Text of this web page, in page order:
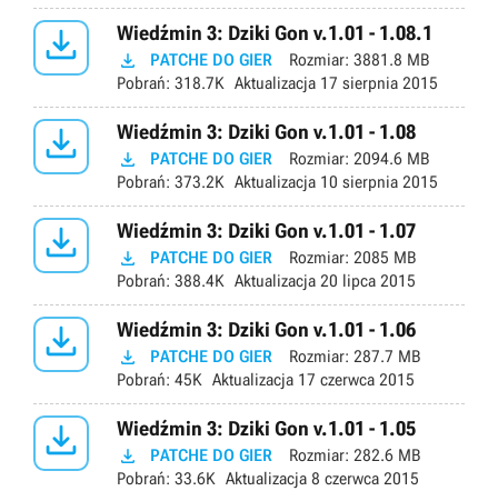
 Wiedźmin 3: Dziki Gon v.1.01 - 1.08.1
 PATCHE DO GIER Rozmiar: 3881.8 MB
Pobrań: 318.7K Aktualizacja 17 sierpnia 2015
 Wiedźmin 3: Dziki Gon v.1.01 - 1.08
 PATCHE DO GIER Rozmiar: 2094.6 MB
Pobrań: 373.2K Aktualizacja 10 sierpnia 2015
 Wiedźmin 3: Dziki Gon v.1.01 - 1.07
 PATCHE DO GIER Rozmiar: 2085 MB
Pobrań: 388.4K Aktualizacja 20 lipca 2015
 Wiedźmin 3: Dziki Gon v.1.01 - 1.06
 PATCHE DO GIER Rozmiar: 287.7 MB
Pobrań: 45K Aktualizacja 17 czerwca 2015
 Wiedźmin 3: Dziki Gon v.1.01 - 1.05
 PATCHE DO GIER Rozmiar: 282.6 MB
Pobrań: 33.6K Aktualizacja 8 czerwca 2015